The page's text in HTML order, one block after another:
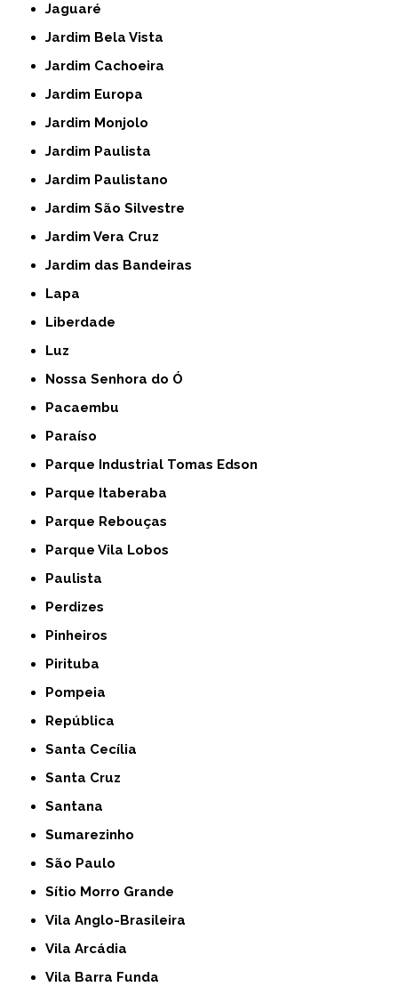
Jaguaré
Jardim Bela Vista
Jardim Cachoeira
Jardim Europa
Jardim Monjolo
Jardim Paulista
Jardim Paulistano
Jardim São Silvestre
Jardim Vera Cruz
Jardim das Bandeiras
Lapa
Liberdade
Luz
Nossa Senhora do Ó
Pacaembu
Paraíso
Parque Industrial Tomas Edson
Parque Itaberaba
Parque Rebouças
Parque Vila Lobos
Paulista
Perdizes
Pinheiros
Pirituba
Pompeia
República
Santa Cecília
Santa Cruz
Santana
Sumarezinho
São Paulo
Sítio Morro Grande
Vila Anglo-Brasileira
Vila Arcádia
Vila Barra Funda